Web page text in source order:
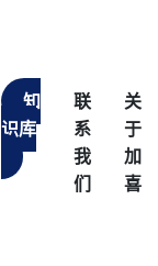
知
识库
联
系
我
们
关
于
加
喜